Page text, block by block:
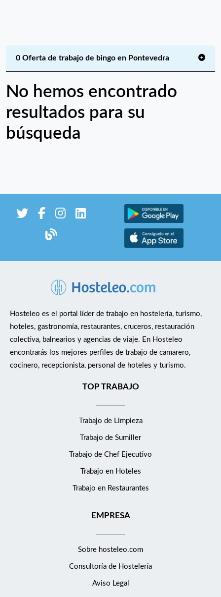
0 Oferta de trabajo de bingo en Pontevedra
No hemos encontrado
resultados para su
búsqueda
Hosteleo es el portal líder de trabajo en hostelería, turismo,
hoteles, gastronomía, restaurantes, cruceros, restauración
colectiva, balnearios y agencias de viaje. En Hosteleo
encontrarás los mejores perfiles de trabajo de camarero,
cocinero, recepcionista, personal de hoteles y turismo.
TOP TRABAJO
Trabajo de Limpieza
Trabajo de Sumiller
Trabajo de Chef Ejecutivo
Trabajo en Hoteles
Trabajo en Restaurantes
EMPRESA
Sobre hosteleo.com
Consultoría de Hostelería
Aviso Legal